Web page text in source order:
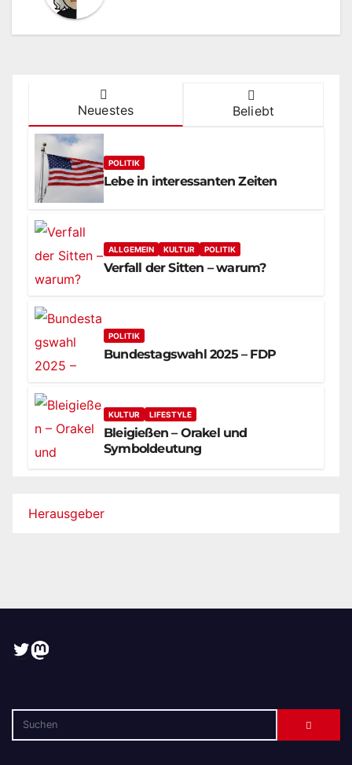
Neuestes Beliebt
POLITIK
Lebe in interessanten Zeiten
ALLGEMEIN KULTUR POLITIK
Verfall der Sitten – warum?
POLITIK
Bundestagswahl 2025 – FDP
KULTUR LIFESTYLE
Bleigießen – Orakel und
Symboldeutung
Herausgeber
Twitter
Mastodon